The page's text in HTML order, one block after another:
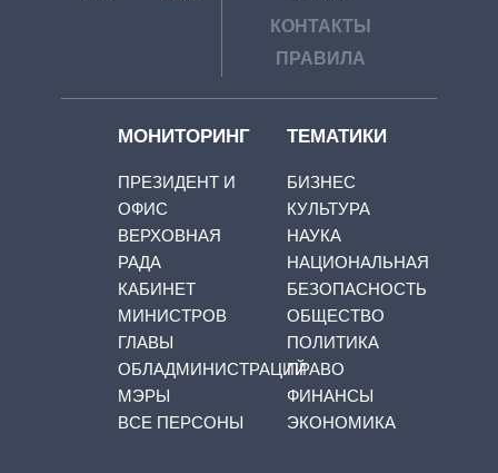
КОНТАКТЫ
ПРАВИЛА
МОНИТОРИНГ
ПРЕЗИДЕНТ И
ОФИС
ВЕРХОВНАЯ
РАДА
КАБИНЕТ
МИНИСТРОВ
ГЛАВЫ
ОБЛАДМИНИСТРАЦИЙ
МЭРЫ
ВСЕ ПЕРСОНЫ
ТЕМАТИКИ
БИЗНЕС
КУЛЬТУРА
НАУКА
НАЦИОНАЛЬНАЯ
БЕЗОПАСНОСТЬ
ОБЩЕСТВО
ПОЛИТИКА
ПРАВО
ФИНАНСЫ
ЭКОНОМИКА